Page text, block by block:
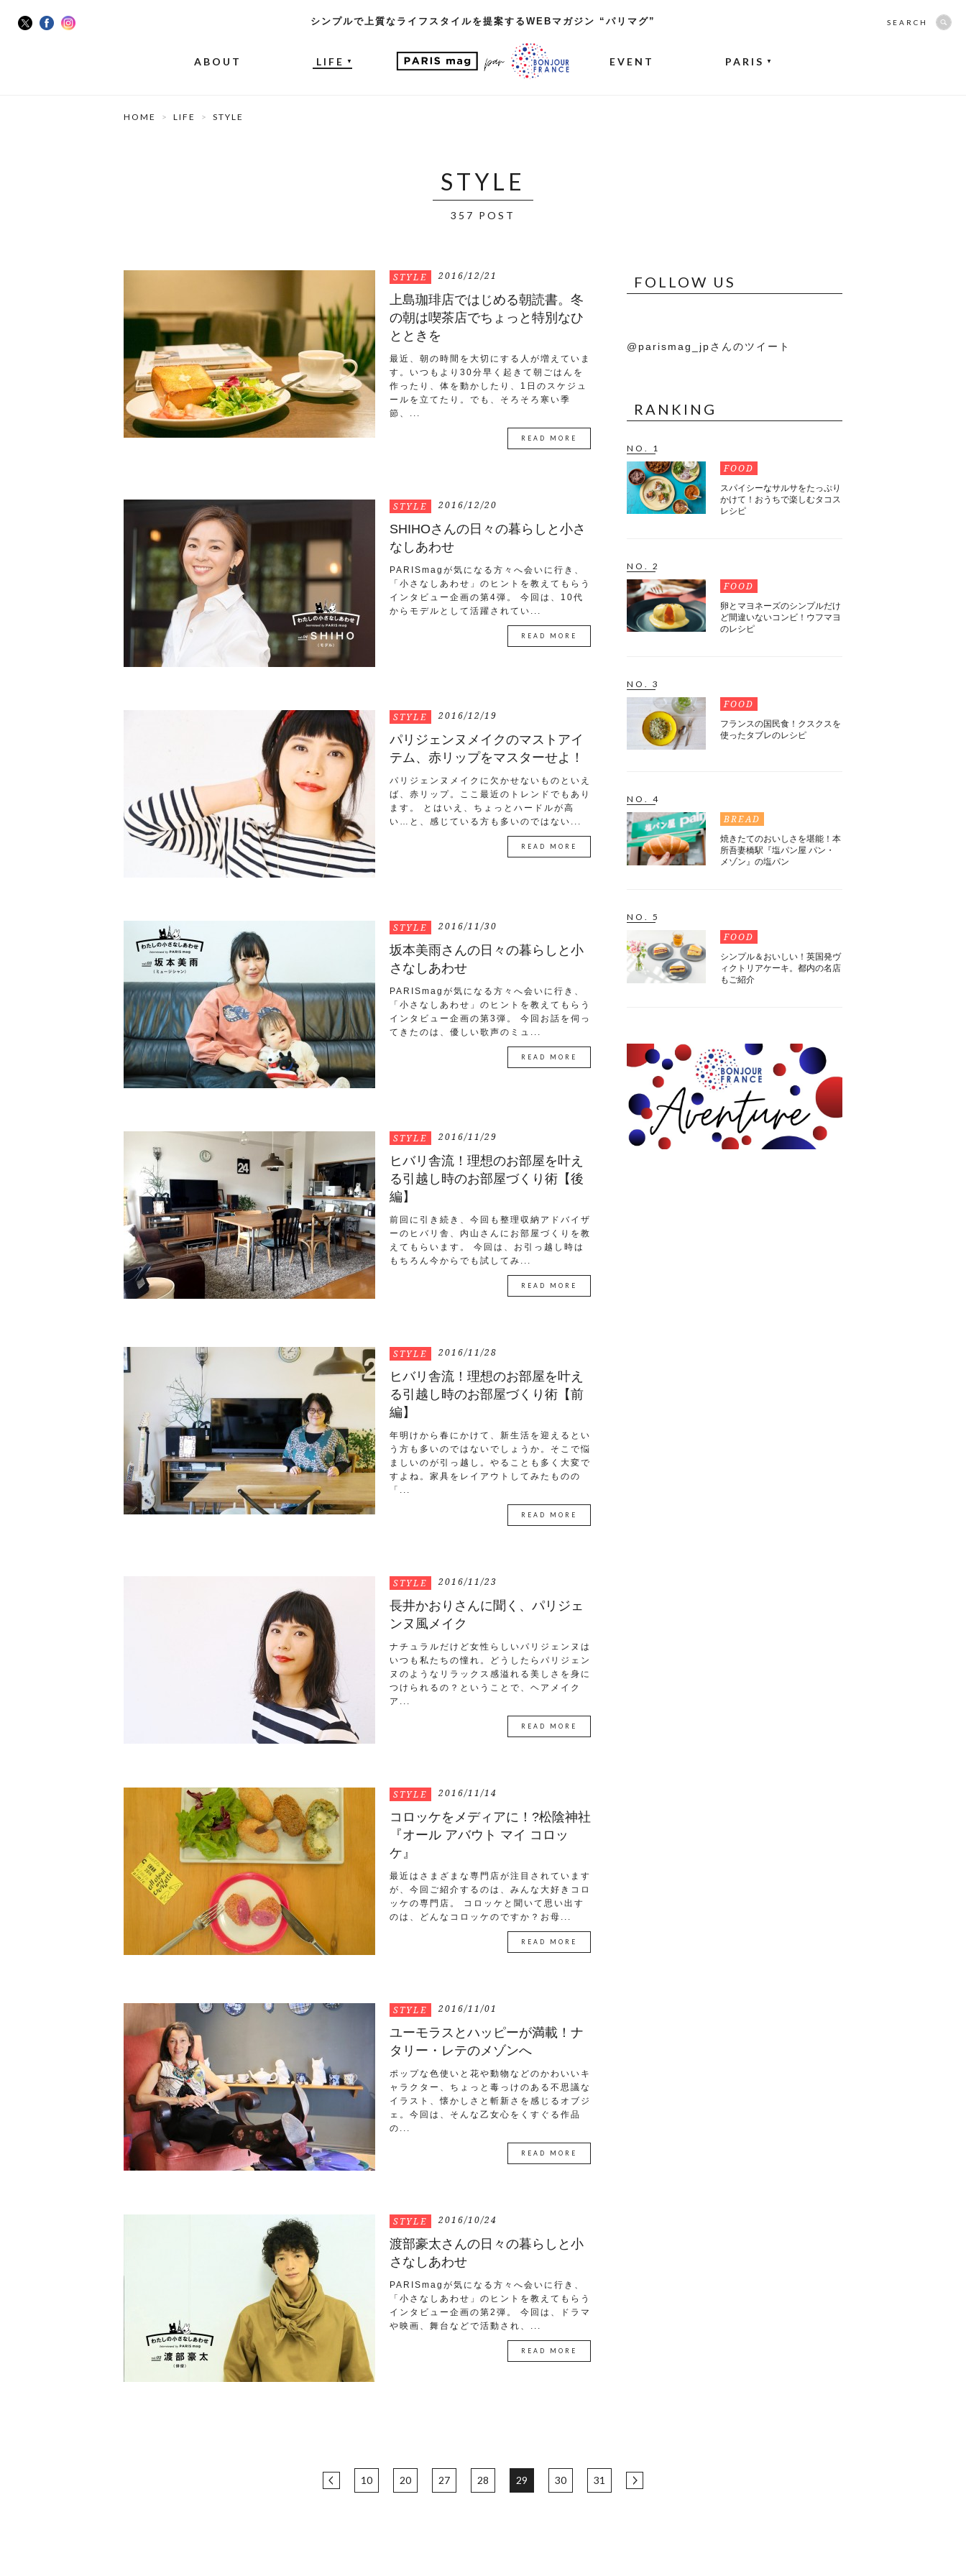
シンプルで上質なライフスタイルを提案するWEBマガジン “パリマグ”
ABOUT LIFE ▼ EVENT PARIS ▼
SEARCH
HOME LIFE STYLE
STYLE
357 POST
STYLE 2016/12/21
上島珈琲店ではじめる朝読書。冬
の朝は喫茶店でちょっと特別なひ
とときを
最近、朝の時間を大切にする人が増えていま
す。いつもより30分早く起きて朝ごはんを
作ったり、体を動かしたり、1日のスケジュ
ールを立てたり。でも、そろそろ寒い季
節、...
READ MORE
STYLE 2016/12/20
SHIHOさんの日々の暮らしと小さ
なしあわせ
PARISmagが気になる方々へ会いに行き、
「小さなしあわせ」のヒントを教えてもらう
インタビュー企画の第4弾。 今回は、10代
からモデルとして活躍されてい...
READ MORE
STYLE 2016/12/19
パリジェンヌメイクのマストアイ
テム、赤リップをマスターせよ！
パリジェンヌメイクに欠かせないものといえ
ば、赤リップ。ここ最近のトレンドでもあり
ます。 とはいえ、ちょっとハードルが高
い…と、感じている方も多いのではない...
READ MORE
STYLE 2016/11/30
坂本美雨さんの日々の暮らしと小
さなしあわせ
PARISmagが気になる方々へ会いに行き、
「小さなしあわせ」のヒントを教えてもらう
インタビュー企画の第3弾。 今回お話を伺っ
てきたのは、優しい歌声のミュ...
READ MORE
STYLE 2016/11/29
ヒバリ舎流！理想のお部屋を叶え
る引越し時のお部屋づくり術【後
編】
前回に引き続き、今回も整理収納アドバイザ
ーのヒバリ舎、内山さんにお部屋づくりを教
えてもらいます。 今回は、お引っ越し時は
もちろん今からでも試してみ...
READ MORE
STYLE 2016/11/28
ヒバリ舎流！理想のお部屋を叶え
る引越し時のお部屋づくり術【前
編】
年明けから春にかけて、新生活を迎えるとい
う方も多いのではないでしょうか。そこで悩
ましいのが引っ越し。やることも多く大変で
すよね。家具をレイアウトしてみたものの
「...
READ MORE
STYLE 2016/11/23
長井かおりさんに聞く、パリジェ
ンヌ風メイク
ナチュラルだけど女性らしいパリジェンヌは
いつも私たちの憧れ。どうしたらパリジェン
ヌのようなリラックス感溢れる美しさを身に
つけられるの？ということで、ヘアメイク
ア...
READ MORE
STYLE 2016/11/14
コロッケをメディアに！?松陰神社
『オール アバウト マイ コロッ
ケ』
最近はさまざまな専門店が注目されています
が、今回ご紹介するのは、みんな大好きコロ
ッケの専門店。 コロッケと聞いて思い出す
のは、どんなコロッケのですか？お母...
READ MORE
STYLE 2016/11/01
ユーモラスとハッピーが満載！ナ
タリー・レテのメゾンへ
ポップな色使いと花や動物などのかわいいキ
ャラクター、ちょっと毒っけのある不思議な
イラスト、懐かしさと斬新さを感じるオブジ
ェ。今回は、そんな乙女心をくすぐる作品
の...
READ MORE
STYLE 2016/10/24
渡部豪太さんの日々の暮らしと小
さなしあわせ
PARISmagが気になる方々へ会いに行き、
「小さなしあわせ」のヒントを教えてもらう
インタビュー企画の第2弾。 今回は、ドラマ
や映画、舞台などで活動され、...
READ MORE
FOLLOW US
@parismag_jpさんのツイート
RANKING
NO. 1
FOOD
スパイシーなサルサをたっぷり
かけて！おうちで楽しむタコス
レシピ
NO. 2
FOOD
卵とマヨネーズのシンプルだけ
ど間違いないコンビ！ウフマヨ
のレシピ
NO. 3
FOOD
フランスの国民食！クスクスを
使ったタブレのレシピ
NO. 4
BREAD
焼きたてのおいしさを堪能！本
所吾妻橋駅『塩パン屋 パン・
メゾン』の塩パン
NO. 5
FOOD
シンプル＆おいしい！英国発ヴ
ィクトリアケーキ。都内の名店
もご紹介
10 20 27 28 29 30 31